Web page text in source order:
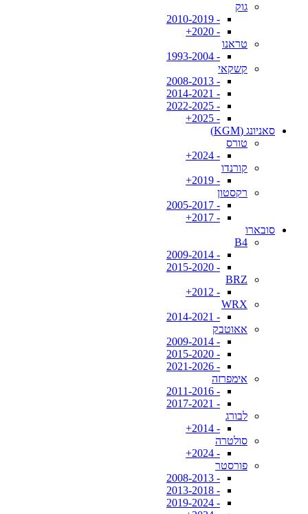
גוק
- 2010-2019
- 2020+
טראנו
- 1993-2004
קשקאי
- 2008-2013
- 2014-2021
- 2022-2025
- 2025+
סאניונג (KGM)
טורס
- 2024+
קורנדו
- 2019+
רקסטון
- 2005-2017
- 2017+
סובארו
B4
- 2009-2014
- 2015-2020
BRZ
- 2012+
WRX
- 2014-2021
אאוטבק
- 2009-2014
- 2015-2020
- 2021-2026
אימפרזה
- 2011-2016
- 2017-2021
לבורג
- 2014+
סולטרה
- 2024+
פורסטר
- 2008-2013
- 2013-2018
- 2019-2024